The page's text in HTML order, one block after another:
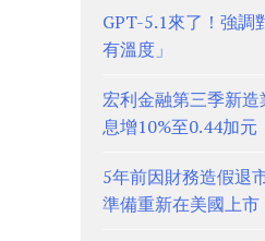
GPT-5.1來了！強調
有溫度」
宏利金融第三季新
息增10%至0.44加元
5年前因財務造假退
準備重新在美國上市